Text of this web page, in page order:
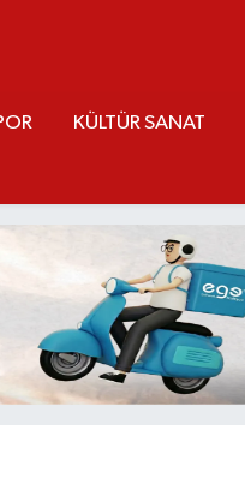
KÜLTÜR SANAT